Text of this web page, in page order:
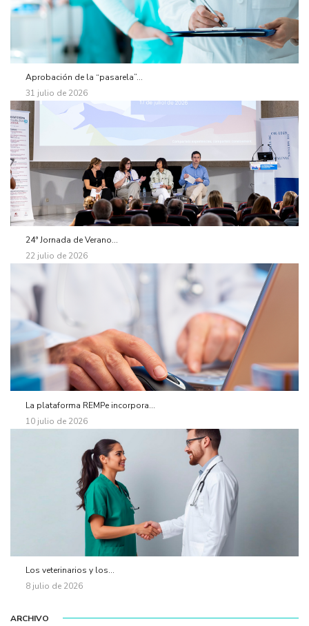
Aprobación de la “pasarela”...
31 julio de 2026
24ª Jornada de Verano...
22 julio de 2026
La plataforma REMPe incorpora...
10 julio de 2026
Los veterinarios y los...
8 julio de 2026
ARCHIVO